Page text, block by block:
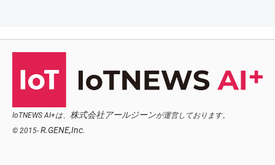
IoTNEWS AI+は、 株式会社アールジーンが運営しております。
© 2015- R.GENE,Inc.